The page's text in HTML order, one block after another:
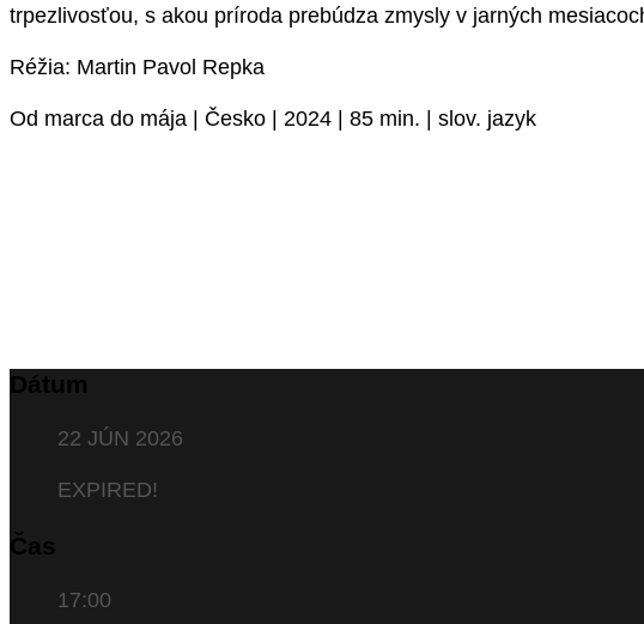
trpezlivosťou, s akou príroda prebúdza zmysly v jarných
Réžia: Martin Pavol Repka
Od marca do mája | Česko | 2024 | 85 min. | slov. jazyk
Dátum
22 JÚN 2026
EXPIRED!
Čas
17:00